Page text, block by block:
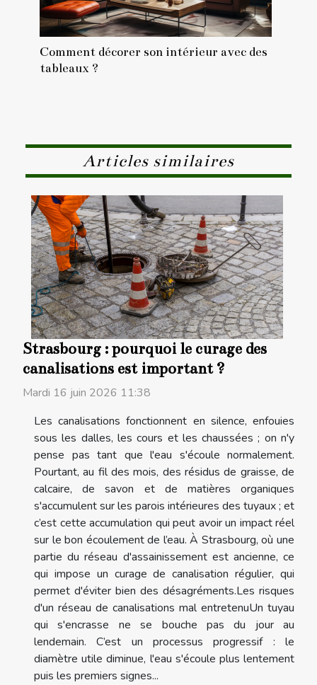
Comment décorer son intérieur avec des
tableaux ?
Articles similaires
Strasbourg : pourquoi le curage des
canalisations est important ?
Mardi 16 juin 2026 11:38
Les canalisations fonctionnent en silence, enfouies
sous les dalles, les cours et les chaussées ; on n'y
pense pas tant que l'eau s'écoule normalement.
Pourtant, au fil des mois, des résidus de graisse, de
calcaire, de savon et de matières organiques
s'accumulent sur les parois intérieures des tuyaux ; et
c’est cette accumulation qui peut avoir un impact réel
sur le bon écoulement de l’eau. À Strasbourg, où une
partie du réseau d'assainissement est ancienne, ce
qui impose un curage de canalisation régulier, qui
permet d'éviter bien des désagréments.Les risques
d'un réseau de canalisations mal entretenuUn tuyau
qui s'encrasse ne se bouche pas du jour au
lendemain. C’est un processus progressif : le
diamètre utile diminue, l'eau s'écoule plus lentement
puis les premiers signes...